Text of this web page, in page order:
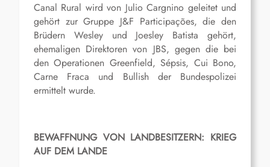
Canal Rural wird von Julio Cargnino geleitet und
gehört zur Gruppe J&F Participações, die den
Brüdern Wesley und Joesley Batista gehört,
ehemaligen Direktoren von JBS, gegen die bei
den Operationen Greenfield, Sépsis, Cui Bono,
Carne Fraca und Bullish der Bundespolizei
ermittelt wurde.
BEWAFFNUNG VON LANDBESITZERN: KRIEG
AUF DEM LANDE